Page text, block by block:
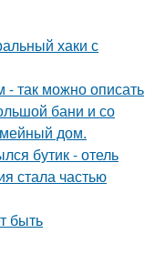
хаки с
- так можно описать
бани и со
дом.
бутик - отель
стала частью
быть